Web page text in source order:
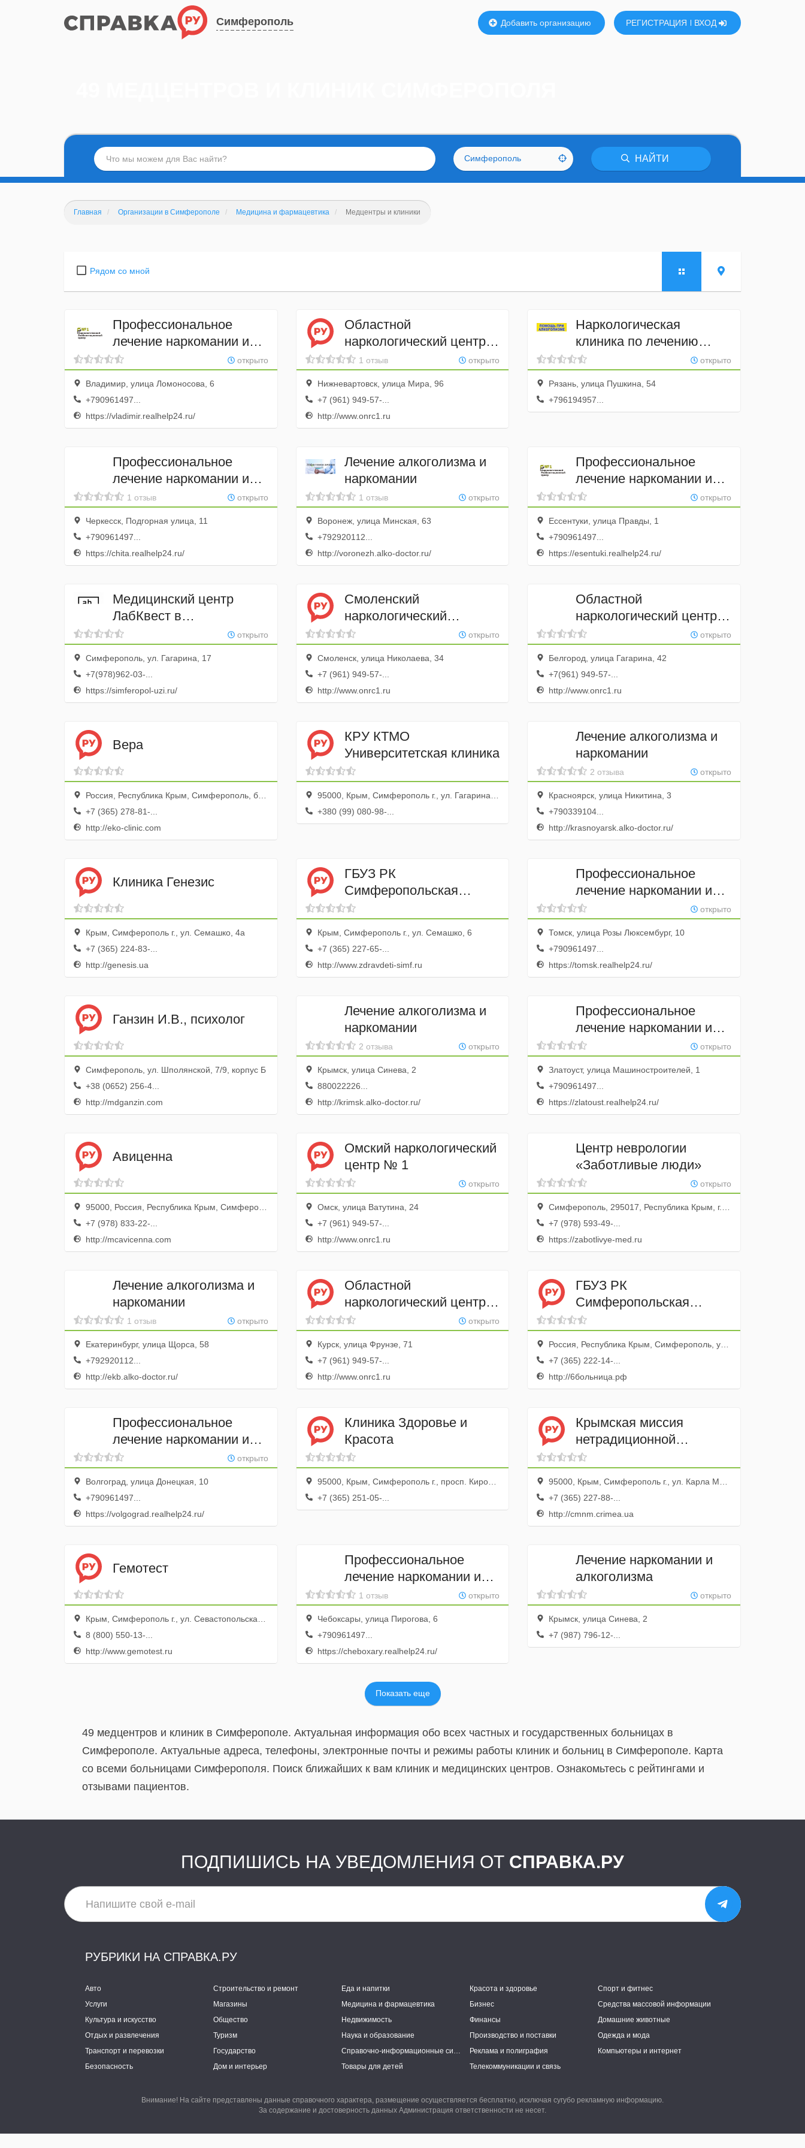
Симферополь Добавить организацию РЕГИСТРАЦИЯ ВХОД
Симферополь НАЙТИ
Главная Организации в Симферополе Медицина и фармацевтика Медцентры и клиники
Рядом со мной
Профессиональное
лечение наркомании и
алкоголизма
открыто
Владимир, улица Ломоносова, 6
+790961497...
https://vladimir.realhelp24.ru/
Областной
наркологический центр
№ 1
открыто
1 отзыв
Нижневартовск, улица Мира, 96
+7 (961) 949-57-...
http://www.onrc1.ru
Наркологическая
клиника по лечению
наркомании и
алкоголизма
открыто
Рязань, улица Пушкина, 54
+796194957...
Профессиональное
лечение наркомании и
алкоголизма
открыто
1 отзыв
Черкесск, Подгорная улица, 11
+790961497...
https://chita.realhelp24.ru/
Лечение алкоголизма и
наркомании
открыто
1 отзыв
Воронеж, улица Минская, 63
+792920112...
http://voronezh.alko-doctor.ru/
Профессиональное
лечение наркомании и
алкоголизма
открыто
Ессентуки, улица Правды, 1
+790961497...
https://esentuki.realhelp24.ru/
Медицинский центр
ЛабКвест в
Симферополе
открыто
Симферополь, ул. Гагарина, 17
+7(978)962-03-...
https://simferopol-uzi.ru/
Смоленский
наркологический
реабилитационный
центр № 2
открыто
Смоленск, улица Николаева, 34
+7 (961) 949-57-...
http://www.onrc1.ru
Областной
наркологический центр
№ 1
открыто
Белгород, улица Гагарина, 42
+7(961) 949-57-...
http://www.onrc1.ru
Вера
Россия, Республика Крым, Симферополь, бульвар Ленина, 9а
+7 (365) 278-81-...
http://eko-clinic.com
КРУ КТМО
Университетская клиника
95000, Крым, Симферополь г., ул. Гагарина, 15, эт. 2
+380 (99) 080-98-...
Лечение алкоголизма и
наркомании
открыто
2 отзыва
Красноярск, улица Никитина, 3
+790339104...
http://krasnoyarsk.alko-doctor.ru/
Клиника Генезис
Крым, Симферополь г., ул. Семашко, 4а
+7 (365) 224-83-...
http://genesis.ua
ГБУЗ РК
Симферопольская
городская детская
клиническая больница
Крым, Симферополь г., ул. Семашко, 6
+7 (365) 227-65-...
http://www.zdravdeti-simf.ru
Профессиональное
лечение наркомании и
алкоголизма
открыто
Томск, улица Розы Люксембург, 10
+790961497...
https://tomsk.realhelp24.ru/
Ганзин И.В., психолог
Симферополь, ул. Шполянской, 7/9, корпус Б
+38 (0652) 256-4...
http://mdganzin.com
Лечение алкоголизма и
наркомании
открыто
2 отзыва
Крымск, улица Синева, 2
880022226...
http://krimsk.alko-doctor.ru/
Профессиональное
лечение наркомании и
алкоголизма
открыто
Златоуст, улица Машиностроителей, 1
+790961497...
https://zlatoust.realhelp24.ru/
Авиценна
95000, Россия, Республика Крым, Симферополь, проспект Победы, 33А
+7 (978) 833-22-...
http://mcavicenna.com
Омский наркологический
центр № 1
открыто
Омск, улица Ватутина, 24
+7 (961) 949-57-...
http://www.onrc1.ru
Центр неврологии
«Заботливые люди»
открыто
Симферополь, 295017, Республика Крым, г.Симферополь, ул.Киевская, д.41
+7 (978) 593-49-...
https://zabotlivye-med.ru
Лечение алкоголизма и
наркомании
открыто
1 отзыв
Екатеринбург, улица Щорса, 58
+792920112...
http://ekb.alko-doctor.ru/
Областной
наркологический центр
№ 1
открыто
Курск, улица Фрунзе, 71
+7 (961) 949-57-...
http://www.onrc1.ru
ГБУЗ РК
Симферопольская
клиническая больница
скорой медицинской
помощи № 6
Россия, Республика Крым, Симферополь, улица Гагарина, 15
+7 (365) 222-14-...
http://6больница.рф
Профессиональное
лечение наркомании и
алкоголизма
открыто
Волгоград, улица Донецкая, 10
+790961497...
https://volgograd.realhelp24.ru/
Клиника Здоровье и
Красота
95000, Крым, Симферополь г., просп. Кирова, 29/1
+7 (365) 251-05-...
Крымская миссия
нетрадиционной
медицины
95000, Крым, Симферополь г., ул. Карла Маркса, 4, оф. 14
+7 (365) 227-88-...
http://cmnm.crimea.ua
Гемотест
Крым, Симферополь г., ул. Севастопольская, 30/7
8 (800) 550-13-...
http://www.gemotest.ru
Профессиональное
лечение наркомании и
алкоголизма
открыто
1 отзыв
Чебоксары, улица Пирогова, 6
+790961497...
https://cheboxary.realhelp24.ru/
Лечение наркомании и
алкоголизма
открыто
Крымск, улица Синева, 2
+7 (987) 796-12-...
Показать еще
49 медцентров и клиник в Симферополе. Актуальная информация обо всех частных и государственных больницах в
Симферополе. Актуальные адреса, телефоны, электронные почты и режимы работы клиник и больниц в Симферополе. Карта
со всеми больницами Симферополя. Поиск ближайших к вам клиник и медицинских центров. Ознакомьтесь с рейтингами и
отзывами пациентов.
ПОДПИШИСЬ НА УВЕДОМЛЕНИЯ ОТ СПРАВКА.РУ
РУБРИКИ НА СПРАВКА.РУ
Авто Строительство и ремонт Еда и напитки Красота и здоровье
Спорт и фитнес
Услуги
Магазины Медицина и фармацевтика Бизнес
Средства массовой информации
Культура и искусство
Общество Недвижимость Финансы
Домашние животные
Отдых и развлечения
Туризм Наука и образование Производство и поставки
Одежда и мода
Транспорт и перевозки
Государство Справочно-информационные системы Реклама и полиграфия
Компьютеры и интернет
Безопасность
Дом и интерьер Товары для детей Телекоммуникации и связь
Внимание! На сайте представлены данные справочного характера, размещение осуществляется бесплатно, исключая сугубо рекламную информацию.
За содержание и достоверность данных Администрация ответственности не несет.